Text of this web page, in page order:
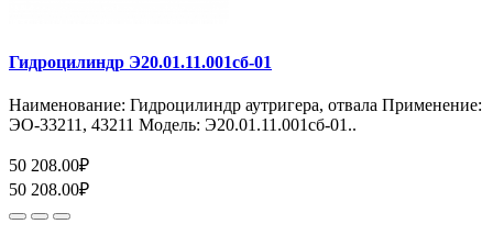
Гидроцилиндр Э20.01.11.001сб-01
Наименование: Гидроцилиндр аутригера, отвала Применение:
ЭО-33211, 43211 Модель: Э20.01.11.001сб-01..
50 208.00₽
50 208.00₽